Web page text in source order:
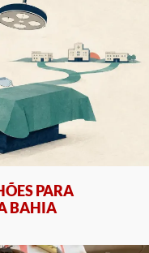
PARA
BAHIA